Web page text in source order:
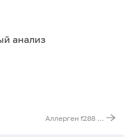
анализ
Аллерген f288 - черника, IgE